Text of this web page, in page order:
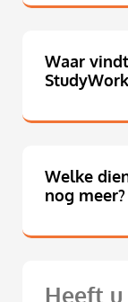
Waar
Welke
nog meer?
Heeft